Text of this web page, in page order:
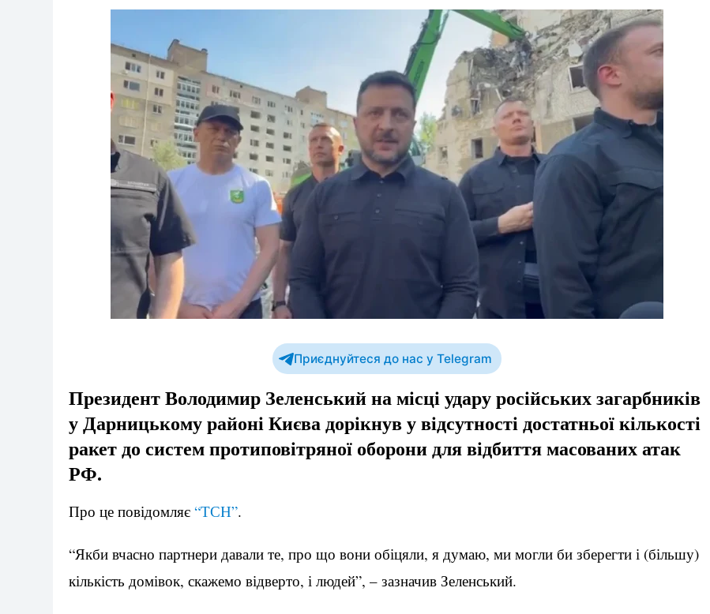
Приєднуйтеся до нас у Telegram
Президент Володимир Зеленський на місці удару російських загарбників
у Дарницькому районі Києва дорікнув у відсутності достатньої кількості
ракет до систем протиповітряної оборони для відбиття масованих атак
РФ.
Про це повідомляє “ТСН”.
“Якби вчасно партнери давали те, про що вони обіцяли, я думаю, ми могли би зберегти і (більшу)
кількість домівок, скажемо відверто, і людей”, – зазначив Зеленський.